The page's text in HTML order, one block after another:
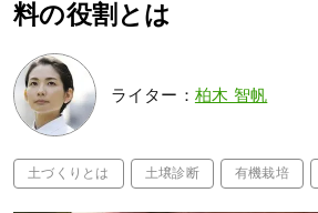
料の役割とは
ライター： 柏木 智帆
土づくりとは 土壌診断 有機栽培